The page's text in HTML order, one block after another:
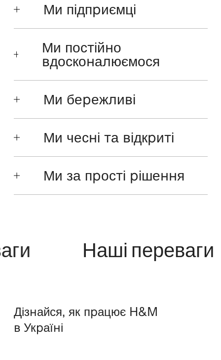
Ми підприємці
Ми постійно
вдосконалюємося
Ми бережливі
Ми чесні та відкриті
Ми за прості рішення
Наші переваги
Дізнайся, як працює H&M
в Україні